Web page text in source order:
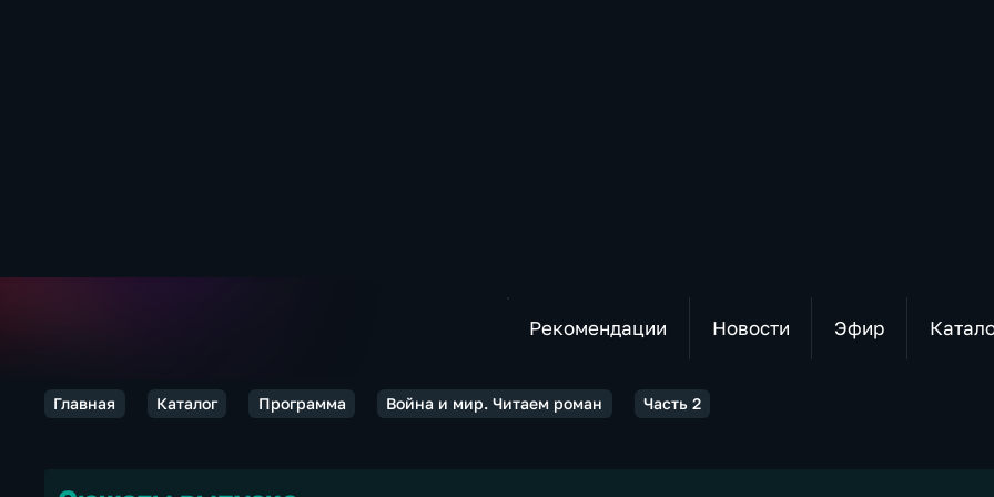
Рекомендации Новости Эфир
Главная Каталог Программа Война и мир. Читаем роман Часть 2